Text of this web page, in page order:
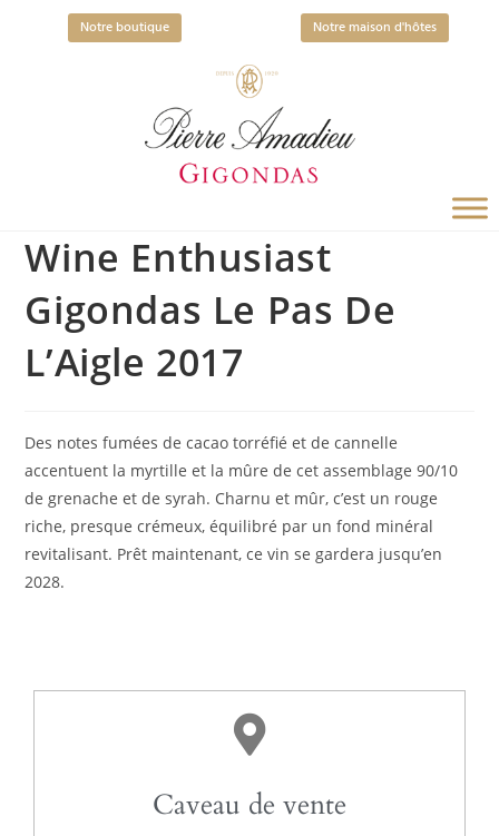
Notre boutique Notre maison d'hôtes
Wine Enthusiast
Gigondas Le Pas De
L’Aigle 2017
Des notes fumées de cacao torréfié et de cannelle
accentuent la myrtille et la mûre de cet assemblage 90/10
de grenache et de syrah. Charnu et mûr, c’est un rouge
riche, presque crémeux, équilibré par un fond minéral
revitalisant. Prêt maintenant, ce vin se gardera jusqu’en
2028.
Caveau de vente